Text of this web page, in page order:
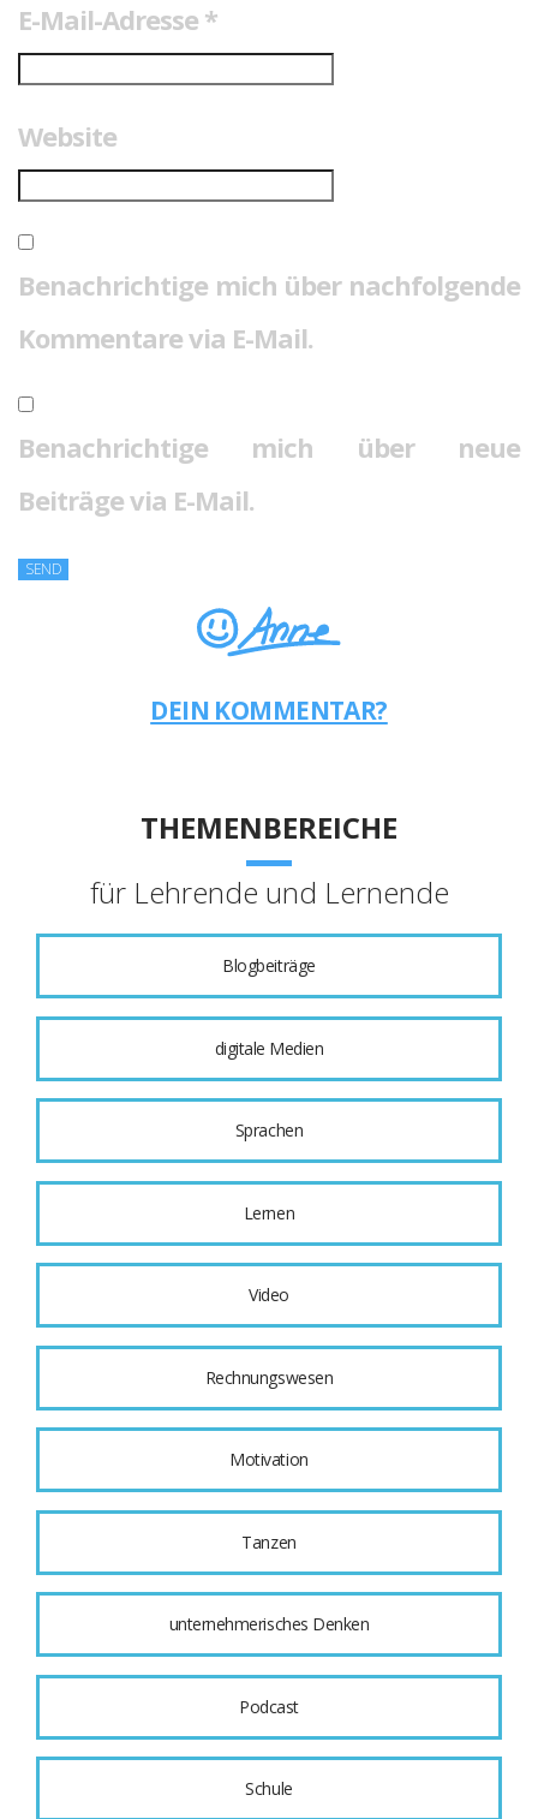
E-Mail-Adresse *
Website
Benachrichtige mich über nachfolgende
Kommentare via E-Mail.
Benachrichtige mich über neue
Beiträge via E-Mail.
DEIN KOMMENTAR?
THEMENBEREICHE
für Lehrende und Lernende
Blogbeiträge
digitale Medien
Sprachen
Lernen
Video
Rechnungswesen
Motivation
Tanzen
unternehmerisches Denken
Podcast
Schule